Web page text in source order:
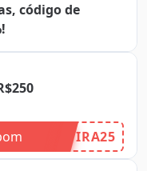
código de
IRA25